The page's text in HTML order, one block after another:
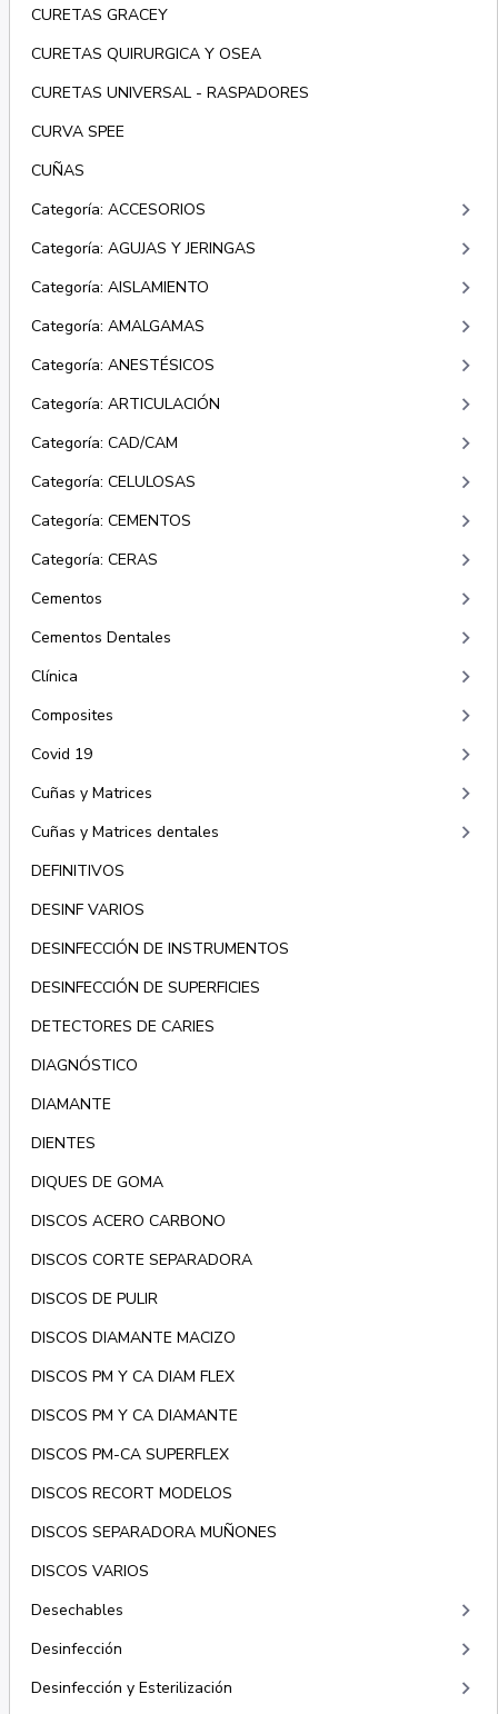
CURETAS GRACEY
CURETAS QUIRURGICA Y OSEA
CURETAS UNIVERSAL - RASPADORES
CURVA SPEE
CUÑAS
Categoría: ACCESORIOS
keyboard_arrow_right
Categoría: AGUJAS Y JERINGAS keyboard_arrow_right
Categoría: AISLAMIENTO keyboard_arrow_right
Categoría: AMALGAMAS keyboard_arrow_right
Categoría: ANESTÉSICOS keyboard_arrow_right
Categoría: ARTICULACIÓN keyboard_arrow_right
Categoría: CAD/CAM keyboard_arrow_right
Categoría: CELULOSAS keyboard_arrow_right
Categoría: CEMENTOS keyboard_arrow_right
Categoría: CERAS keyboard_arrow_right
Cementos keyboard_arrow_right
Cementos Dentales keyboard_arrow_right
Clínica keyboard_arrow_right
Composites keyboard_arrow_right
Covid 19 keyboard_arrow_right
Cuñas y Matrices keyboard_arrow_right
Cuñas y Matrices dentales keyboard_arrow_right
DEFINITIVOS
DESINF VARIOS
DESINFECCIÓN DE INSTRUMENTOS
DESINFECCIÓN DE SUPERFICIES
DETECTORES DE CARIES
DIAGNÓSTICO
DIAMANTE
DIENTES
DIQUES DE GOMA
DISCOS ACERO CARBONO
DISCOS CORTE SEPARADORA
DISCOS DE PULIR
DISCOS DIAMANTE MACIZO
DISCOS PM Y CA DIAM FLEX
DISCOS PM Y CA DIAMANTE
DISCOS PM-CA SUPERFLEX
DISCOS RECORT MODELOS
DISCOS SEPARADORA MUÑONES
DISCOS VARIOS
Desechables
keyboard_arrow_right
Desinfección keyboard_arrow_right
Desinfección y Esterilización keyboard_arrow_right